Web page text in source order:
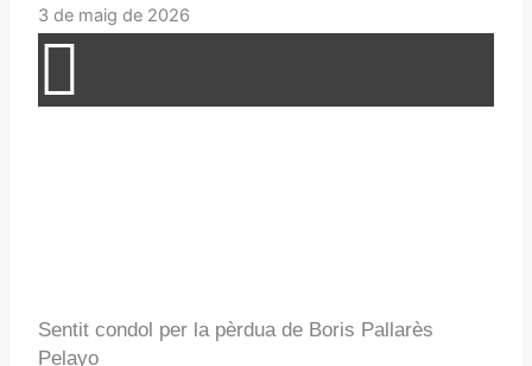
3 de maig de 2026
Sentit condol per la pèrdua de Boris Pallarès
Pelayo